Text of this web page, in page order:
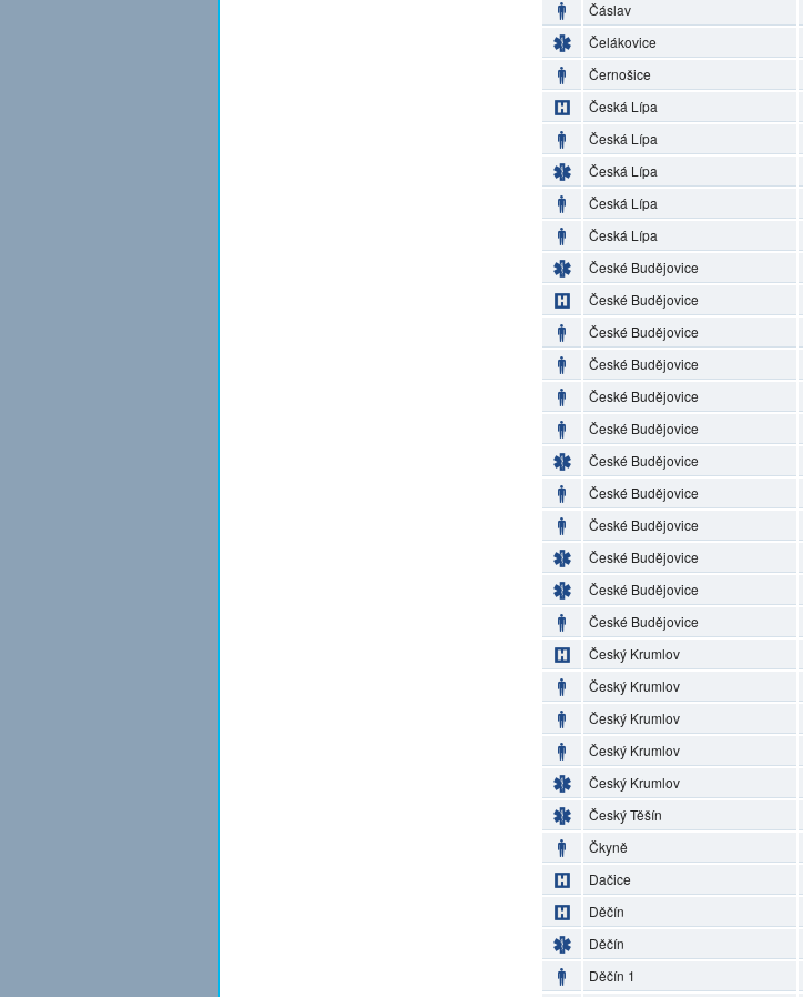
Čáslav
Čelákovice
Černošice
Česká Lípa
Česká Lípa
Česká Lípa
Česká Lípa
Česká Lípa
České Budějovice
České Budějovice
České Budějovice
České Budějovice
České Budějovice
České Budějovice
České Budějovice
České Budějovice
České Budějovice
České Budějovice
České Budějovice
České Budějovice
Český Krumlov
Český Krumlov
Český Krumlov
Český Krumlov
Český Krumlov
Český Těšín
Čkyně
Dačice
Děčín
Děčín
Děčín 1